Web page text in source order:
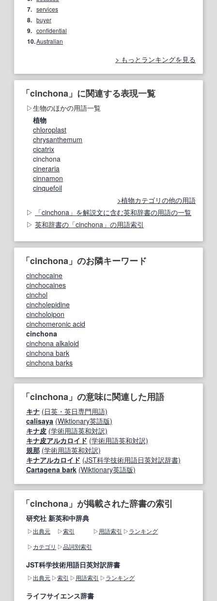
7. services
8. buyer
9. confidential
10.Australian
もっとランキングを見る
「cinchona」に関連する表現一覧
生物のほかの用語一覧
植物
chloroplast
chrysanthemum
cicatrix
cinchona
cineraria
cinnamon
cinquefoil
植物カテゴリの他の用語
「cinchona」を解説文に含む英和辞書の用語の一覧
英和辞書の「cinchona」の用語索引
「cinchona」のお隣キーワード
cinchocaine
cinchocaines
cinchol
cincholepidine
cincholoipon
cinchomeronic acid
cinchona
cinchona alkaloid
cinchona bark
cinchona barks
「cinchona」の意味に関連した用語
キナ (日英・英日専門用語)
calisaya (Wiktionary英語版)
キナ皮 (学術用語英和対訳)
キナ皮アルカロイド (学術用語英和対訳)
規那 (学術用語英和対訳)
キナアルカロイド (JST科学技術用語日英対訳辞書)
Cartagena bark (Wiktionary英語版)
「cinchona」が掲載された辞書の索引
研究社 新英和中辞典
出典元 索引 用語索引
ランキング
カテゴリ
品詞別索引
JST科学技術用語日英対訳辞書
出典元 索引 用語索引 ランキング
ライフサイエンス辞書